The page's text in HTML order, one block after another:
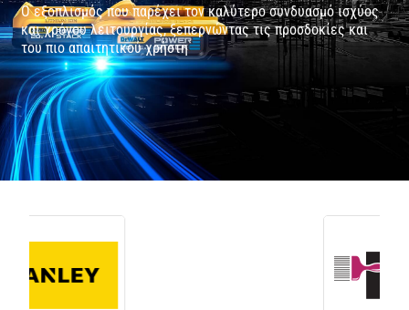
Ο εξοπλισμός που παρέχει τον καλύτερο συνδυασμό ισχύος
και χρόνου λειτουργίας, ξεπερνώντας τις προσδοκίες και
του πιο απαιτητικού χρήστη